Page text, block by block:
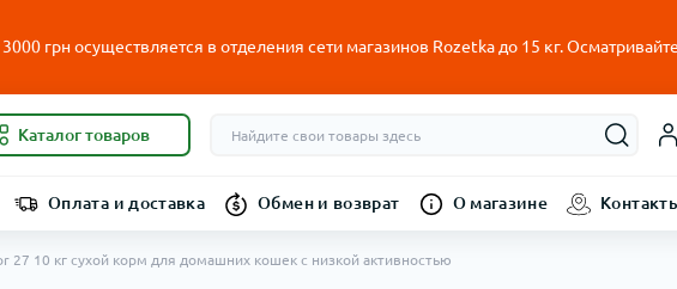
3000 грн осуществляется в отделения сети магазинов Rozetka до 15 кг.
Каталог товаров
Оплата и доставка Обмен и возврат О магазине
27 10 кг сухой корм для домашних кошек с низкой активностью